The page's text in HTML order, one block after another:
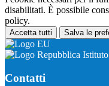
disabilitati. È possibile
policy.
Accetta tutti Salva le
Contatti